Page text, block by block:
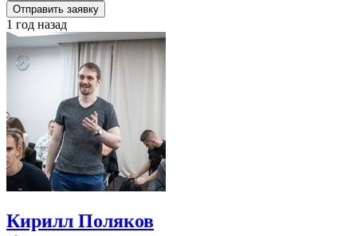
Отправить заявку
1 год назад
Кирилл Поляков